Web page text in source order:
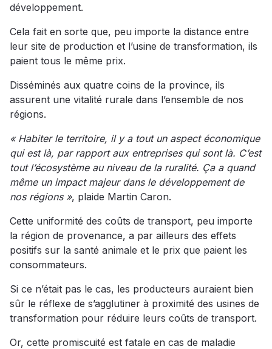
développement.
Cela fait en sorte que, peu importe la distance entre
leur site de production et l’usine de transformation, ils
paient tous le même prix.
Disséminés aux quatre coins de la province, ils
assurent une vitalité rurale dans l’ensemble de nos
régions.
« Habiter le territoire, il y a tout un aspect économique
qui est là, par rapport aux entreprises qui sont là. C’est
tout l’écosystème au niveau de la ruralité. Ça a quand
même un impact majeur dans le développement de
nos régions », plaide Martin Caron.
Cette uniformité des coûts de transport, peu importe
la région de provenance, a par ailleurs des effets
positifs sur la santé animale et le prix que paient les
consommateurs.
Si ce n’était pas le cas, les producteurs auraient bien
sûr le réflexe de s’agglutiner à proximité des usines de
transformation pour réduire leurs coûts de transport.
Or, cette promiscuité est fatale en cas de maladie